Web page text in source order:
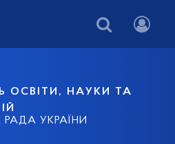
ОСВІТИ, НАУКИ ТА
РАДА УКРАЇНИ